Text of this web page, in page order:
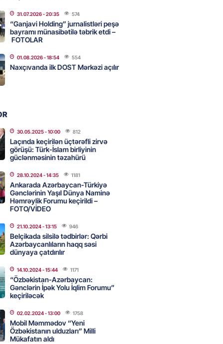
“Şöhrət” ordeni ilə təltif
Aslanbəyli kimdir? –
- 17:00 206
verib: “İddiaların
- 16:45 205
Ankarada suriyalı həmkarı
ilə görüşüb
- 16:45
Abbaszadə abituriyentlərə
MÜTLƏQ OXUYUN!
- 16:30
və Memarlıq İli”
“91-lər” və partiya
ilə görüş keçirilib –
31.07.2026- 20:35 574
“Ganjavi Holding” jurnalistləri peşə
bayramı münasibətilə təbrik etdi –
FOTOLAR
01.08.2026- 18:54 554
Naxçıvanda ilk DOST Mərkəzi açılır
30.05.2025- 10:00 812
Laçında keçirilən üçtərəfli zirvə
görüşü: Türk-İslam birliyinin
güclənməsinin təzahürü
28.10.2024- 14:35 1181
Ankarada Azərbaycan-Türkiyə
Gənclərinin Yaşıl Dünya Naminə
Həmrəylik Forumu keçirildi –
FOTO/VİDEO
21.10.2024- 13:15 946
Belçikada silsilə tədbirlər: Qərbi
Azərbaycanlıların haqq səsi
dünyaya çatdırılır
14.10.2024- 15:44 1171
“Özbəkistan-Azərbaycan:
Gənclərin İpək Yolu İqlim Forumu”
keçiriləcək
02.02.2024- 13:00 1758
Mobil Məmmədov “Yeni
Özbəkistanın ulduzları” Milli
Mükafatın aldı